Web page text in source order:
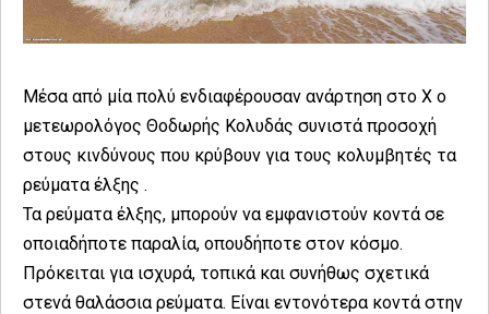
Μέσα από μία πολύ ενδιαφέρουσαν ανάρτηση στο Χ ο
μετεωρολόγος Θοδωρής Κολυδάς συνιστά προσοχή
στους κινδύνους που κρύβουν για τους κολυμβητές τα
ρεύματα έλξης .
Τα ρεύματα έλξης, μπορούν να εμφανιστούν κοντά σε
οποιαδήποτε παραλία, οπουδήποτε στον κόσμο.
Πρόκειται για ισχυρά, τοπικά και συνήθως σχετικά
στενά θαλάσσια ρεύματα. Είναι εντονότερα κοντά στην